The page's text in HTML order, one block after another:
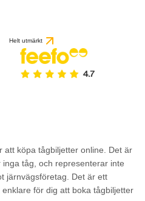
Helt utmärkt
att köpa tågbiljetter online. Det är
tåg, och representerar inte
järnvägsföretag. Det är ett
för dig att boka tågbiljetter